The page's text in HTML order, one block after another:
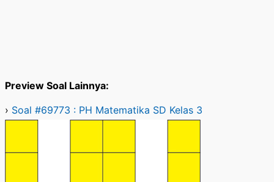
Preview Soal Lainnya:
› Soal #69773 : PH Matematika SD Kelas 3